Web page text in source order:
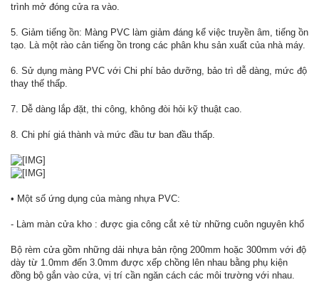
trình mở đóng cửa ra vào.
5. Giảm tiếng ồn: Màng PVC làm giảm đáng kể việc truyền âm, tiếng ồn
tạo. Là một rào cản tiếng ồn trong các phân khu sản xuất của nhà máy.
6. Sử dụng màng PVC với Chi phí bảo dưỡng, bảo trì dễ dàng, mức độ
thay thế thấp.
7. Dễ dàng lắp đặt, thi công, không đòi hỏi kỹ thuật cao.
8. Chi phí giá thành và mức đầu tư ban đầu thấp.
• Một số ứng dụng của màng nhựa PVC:
- Làm màn cửa kho : được gia công cắt xẻ từ những cuôn nguyên khổ
Bộ rèm cửa gồm những dải nhựa bản rộng 200mm hoặc 300mm với độ
dày từ 1.0mm đến 3.0mm được xếp chồng lên nhau bằng phụ kiện
đồng bộ gắn vào cửa, vị trí cần ngăn cách các môi trường với nhau.